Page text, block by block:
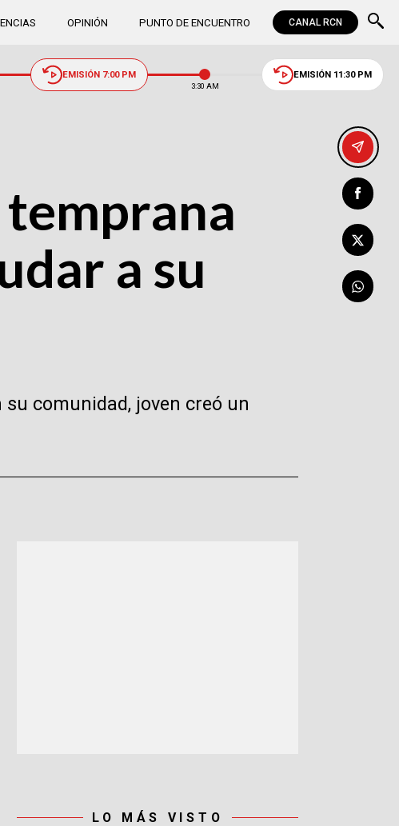
OPINIÓN PUNTO DE ENCUENTRO CANAL RCN
EMISIÓN 7:00 PM
3:30 AM
EMISIÓN 11:30 PM
a su
comunidad, joven creó un
LO MÁS VISTO